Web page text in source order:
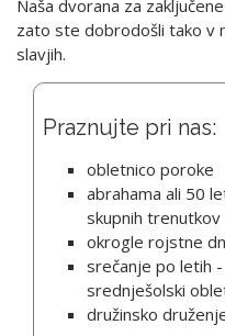
Naša dvorana za
zato ste dobrodošli tako v
slavjih.
Praznujte pri nas:
obletnico poroke
abrahama ali 50
skupnih trenutkov
okrogle rojstne
srečanje po letih
srednješolski
družinsko